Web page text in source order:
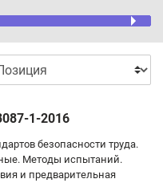
1-2016
безопасности труда.
Методы испытаний.
и предварительная